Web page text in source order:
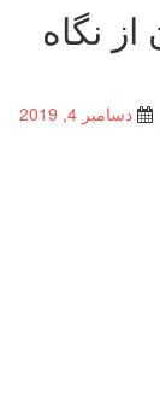
نگاه
دسامبر 4, 2019